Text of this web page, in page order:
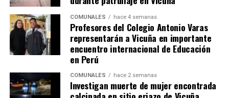
COMUNALES hace 4 semanas
Profesores del Colegio Antonio Varas
representarán a Vicuña en importante
encuentro internacional de Educación
en Perú
COMUNALES hace 2 semanas
Investigan muerte de mujer encontrada